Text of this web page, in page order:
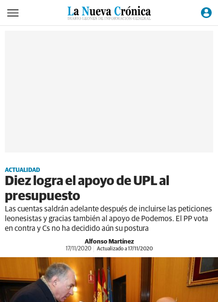
ACTUALIDAD
Diez logra el apoyo de UPL al
presupuesto
Las cuentas saldrán adelante después de incluirse las peticiones
leonesistas y gracias también al apoyo de Podemos. El PP vota
en contra y Cs no ha decidido aún su postura
Alfonso Martínez
17/11/2020 Actualizado a 17/11/2020